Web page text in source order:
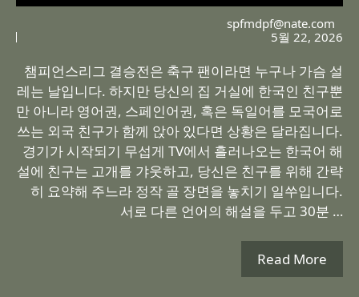
spfmdpf@nate.com
5월 22, 2026
챔피언스리그 결승전은 축구 팬이라면 누구나 가슴 설
레는 날입니다. 하지만 당신의 집 거실에 한국인 친구뿐
만 아니라 영어권, 스페인어권, 혹은 독일어를 모국어로
쓰는 외국 친구가 함께 앉아 있다면 상황은 달라집니다.
경기가 시작되기 무섭게 TV에서 흘러나오는 한국어 해
설에 친구는 고개를 갸웃하고, 당신은 친구를 위해 간략
히 요약해 주느라 정작 골 장면을 놓치기 일쑤입니다.
서로 다른 언어의 해설을 두고 30분 …
Read More